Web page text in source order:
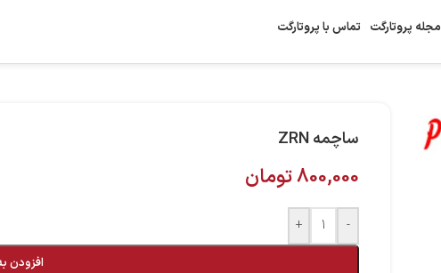
مجله پروتارگت تماس با پروتارگت
ساچمه ZRN
800,000تومان
-
+
افزودن